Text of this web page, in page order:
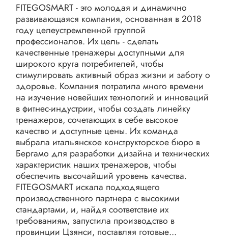
FITEGOSMART - это молодая и динамично
развивающаяся компания, основанная в 2018
году целеустремленной группой
профессионалов. Их цель - сделать
качественные тренажеры доступными для
широкого круга потребителей, чтобы
стимулировать активный образ жизни и заботу о
здоровье. Компания потратила много времени
на изучение новейших технологий и инноваций
в фитнес-индустрии, чтобы создать линейку
тренажеров, сочетающих в себе высокое
качество и доступные цены. Их команда
выбрала итальянское конструкторское бюро в
Бергамо для разработки дизайна и технических
характеристик наших тренажеров, чтобы
обеспечить высочайший уровень качества.
FITEGOSMART искала подходящего
производственного партнера с высокими
стандартами, и, найдя соответствие их
требованиям, запустила производство в
провинции Цзянси, поставляя готовые...